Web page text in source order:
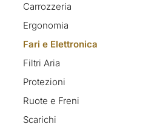
Carrozzeria
Ergonomia
Fari e Elettronica
Filtri Aria
Protezioni
Ruote e Freni
Scarichi